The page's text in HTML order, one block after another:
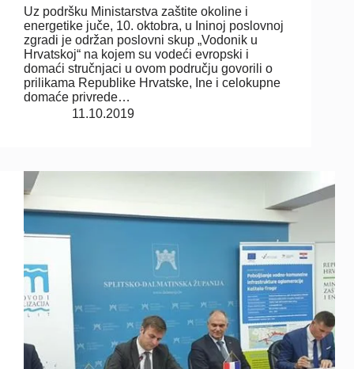
Uz podršku Ministarstva zaštite okoline i
energetike juče, 10. oktobra, u Ininoj poslovnoj
zgradi je održan poslovni skup „Vodonik u
Hrvatskoj“ na kojem su vodeći evropski i
domaći stručnjaci u ovom području govorili o
prilikama Republike Hrvatske, Ine i celokupne
domaće privrede…
11.10.2019